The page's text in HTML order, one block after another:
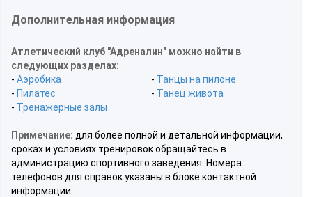
Дополнительная информация
Атлетический клуб "Адреналин" можно найти в
следующих разделах:
- Аэробика
- Пилатес
- Тренажерные залы
- Танцы на пилоне
- Танец живота
Примечание: для более полной и детальной информации,
сроках и условиях тренировок обращайтесь в
администрацию спортивного заведения. Номера
телефонов для справок указаны в блоке контактной
информации.